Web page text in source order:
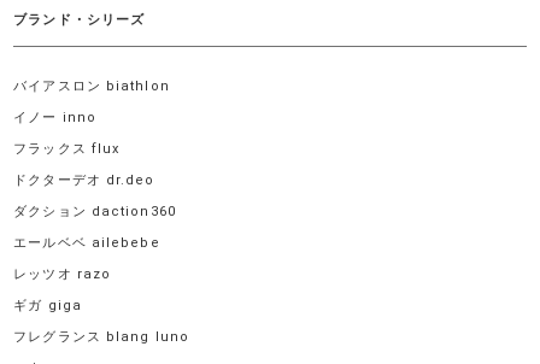
ブランド・シリーズ
バイアスロン biathlon
イノー inno
フラックス flux
ドクターデオ dr.deo
ダクション daction360
エールベベ ailebebe
レッツオ razo
ギガ giga
フレグランス blang luno